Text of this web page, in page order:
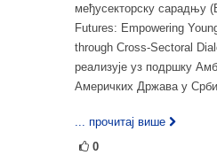
међусекторску сарадњу
Futures: Empowering
through Cross-Sectoral
реализује уз подршку
Америчких Држава у
... прочитај више
0